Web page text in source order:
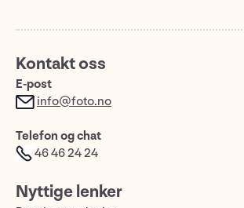
Kontakt oss
E-post
info@foto.no
Telefon og chat
46 46 24 24
Nyttige lenker